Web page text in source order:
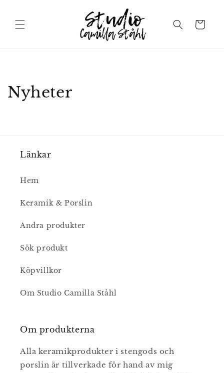
innehåll
Varukorg
Nyheter
Länkar
Hem
Keramik & Porslin
Andra produkter
Sök produkt
Köpvillkor
Om Studio Camilla Ståhl
Om produkterna
Alla keramikprodukter i stengods och
porslin är tillverkade för hand av mig